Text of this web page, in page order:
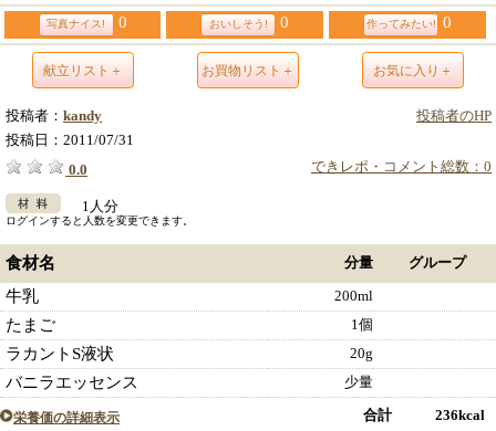
写真ナイス! 0 おいしそう! 0 作ってみたい! 0
献立リスト＋ お買物リスト＋ お気に入り＋
投稿者のHP
投稿者： kandy
投稿日： 2011/07/31
できレポ・コメント総数：0
0.0
1人分
ログインすると人数を変更できます。
食材名 分量 グループ
牛乳 200ml
たまご 1個
ラカントS液状 20g
バニラエッセンス 少量
栄養価の詳細表示 合計 236kcal